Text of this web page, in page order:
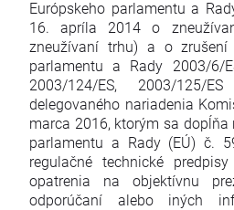
Európskeho parlamentu a
16. apríla 2014 o
zneužívaní trhu) a o zrušení
parlamentu a Rady 2003/6/
2003/124/ES, 2003/125/
delegovaného nariadenia
marca 2016, ktorým sa dopĺňa
parlamentu a Rady (EÚ) č.
regulačné technické
opatrenia na objektívnu
odporúčaní alebo iných